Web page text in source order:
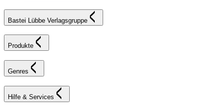
Bastei Lübbe Verlagsgruppe
Produkte
Genres
Hilfe & Services